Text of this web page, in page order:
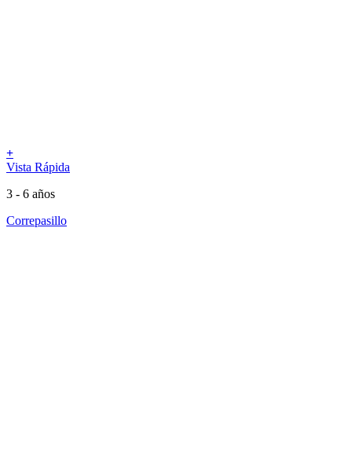
+
Vista Rápida
3 - 6 años
Correpasillo